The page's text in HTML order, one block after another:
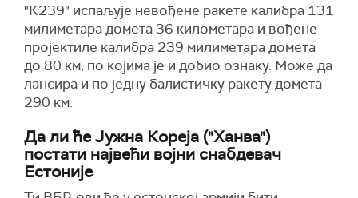
"К239" испаљује невођене ракете калибра 131
милиметара домета 36 километара и вођене
пројектиле калибра 239 милиметара домета
до 80 км, по којима је и добио ознаку. Може да
лансира и по једну балистичку ракету домета
290 км.
Да ли ће Јужна Кореја ("Ханва")
постати највећи војни снабдевач
Естоније